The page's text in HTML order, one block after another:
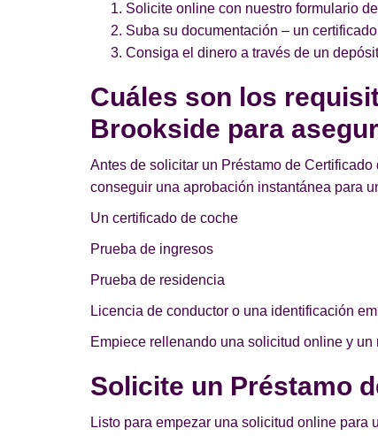
Solicite online con nuestro formulario
Suba su documentación – un
Consiga el dinero a través de un
Cuáles son los
Brookside para
Antes de solicitar un Préstamo de
conseguir una aprobación instantánea para
Un certificado de coche
Prueba de ingresos
Prueba de residencia
Licencia de conductor o una identificación
Empiece rellenando una solicitud online y
Solicite un Préstamo
Listo para empezar una solicitud online